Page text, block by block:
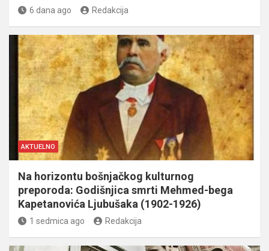
6 dana ago Redakcija
AKTUELNO
Na horizontu bošnjačkog kulturnog
preporoda: Godišnjica smrti Mehmed-bega
Kapetanovića Ljubušaka (1902-1926)
1 sedmica ago Redakcija